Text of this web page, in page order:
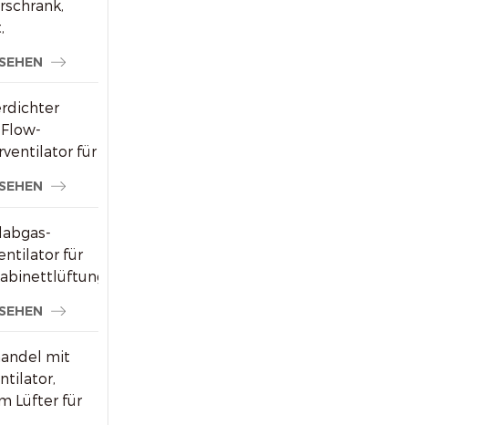
für
für
mit
Lüfter für